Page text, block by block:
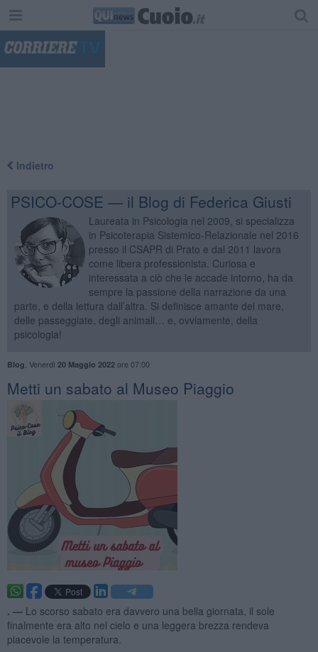
Indietro
PSICO-COSE — il Blog di Federica Giusti
Laureata in Psicologia nel 2009, si specializza
in Psicoterapia Sistemico-Relazionale nel 2016
presso il CSAPR di Prato e dal 2011 lavora
come libera professionista. Curiosa e
interessata a ciò che le accade intorno, ha da
sempre la passione della narrazione da una
parte, e della lettura dall’altra. Si definisce amante del mare,
delle passeggiate, degli animali… e, ovviamente, della
psicologia!
Blog Venerdì 20 Maggio 2022ore 07:00
​Metti un sabato al Museo Piaggio
. — Lo scorso sabato era davvero una bella giornata, il sole
finalmente era alto nel cielo e una leggera brezza rendeva
piacevole la temperatura.